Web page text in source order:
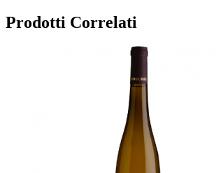
Prodotti Correlati